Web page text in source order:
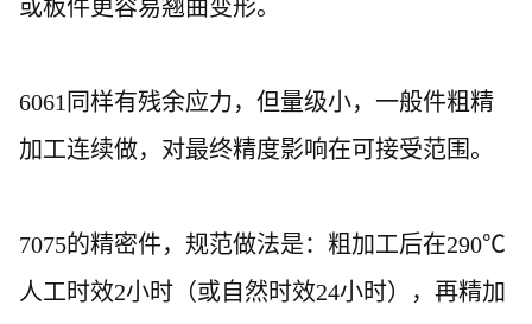
或板件更容易翘曲变形。
6061同样有残余应力，但量级小，一般件粗精
加工连续做，对最终精度影响在可接受范围。
7075的精密件，规范做法是：粗加工后在290℃
人工时效2小时（或自然时效24小时），再精加